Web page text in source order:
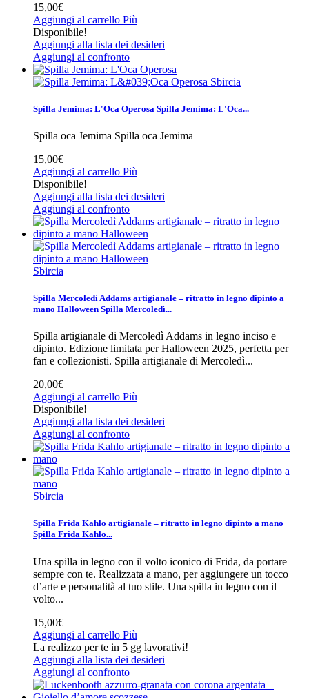
15,00€
Aggiungi al carrello Più
Disponibile!
Aggiungi alla lista dei desideri
Aggiungi al confronto
Sbircia
Spilla Jemima: L'Oca Operosa Spilla Jemima: L'Oca...
Spilla oca Jemima Spilla oca Jemima
15,00€
Aggiungi al carrello Più
Disponibile!
Aggiungi alla lista dei desideri
Aggiungi al confronto
Sbircia
Spilla Mercoledì Addams artigianale – ritratto in legno dipinto a
mano Halloween Spilla Mercoledì...
Spilla artigianale di Mercoledì Addams in legno inciso e
dipinto. Edizione limitata per Halloween 2025, perfetta per
fan e collezionisti. Spilla artigianale di Mercoledì...
20,00€
Aggiungi al carrello Più
Disponibile!
Aggiungi alla lista dei desideri
Aggiungi al confronto
Sbircia
Spilla Frida Kahlo artigianale – ritratto in legno dipinto a mano
Spilla Frida Kahlo...
Una spilla in legno con il volto iconico di Frida, da portare
sempre con te. Realizzata a mano, per aggiungere un tocco
d’arte e personalità al tuo stile. Una spilla in legno con il
volto...
15,00€
Aggiungi al carrello Più
La realizzo per te in 5 gg lavorativi!
Aggiungi alla lista dei desideri
Aggiungi al confronto